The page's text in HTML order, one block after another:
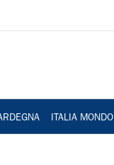
ITALIA MONDO